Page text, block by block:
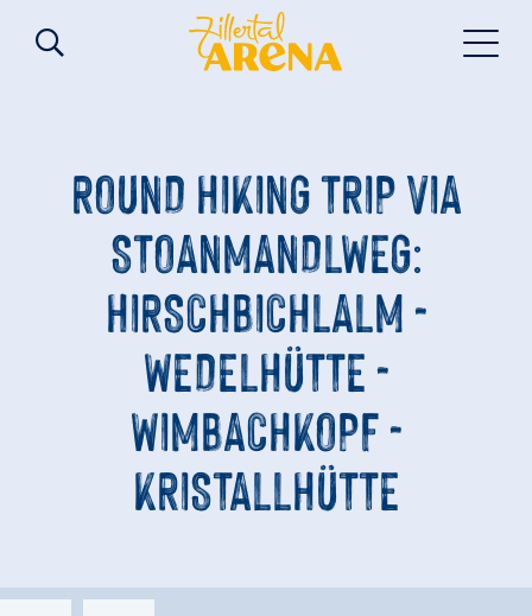
ROUND HIKING TRIP VIA
STOANMANDLWEG:
HIRSCHBICHLALM -
WEDELHÜTTE -
WIMBACHKOPF -
KRISTALLHÜTTE